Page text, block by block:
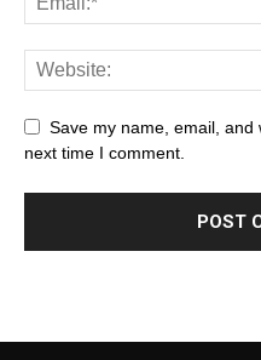
Save my name, email,
next time I comment.